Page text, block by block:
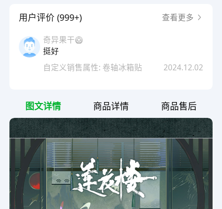
用户评价 (999+) 查看更多
奇异果干🥝
挺好
自定义销售属性: 卷轴冰箱贴
2024.12.02
图文详情 商品详情 商品售后